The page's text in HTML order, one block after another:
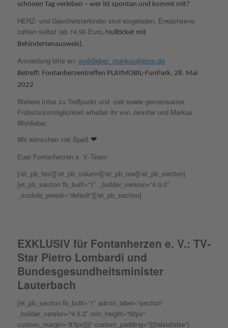
schönen Tag verleben – wer ist spontan und kommt mit?
HERZ- und Geschwisterkinder sind eingeladen, Erwachsene
zahlen selbst (ab 14,90 Euro, Nullticket mit
Behindertenausweis).
Anmeldung bitte an: wohlleber_markus@gmx.de
Betreff: Fontanherzentreffen PLAYMOBIL-FunPark, 28. Mai
2022
Weitere Infos zu Treffpunkt und -zeit sowie gemeinsamer
Frühstücksmöglichkeit erhaltet Ihr von Jennifer und Markus
Wohlleber.
Wir wünschen viel Spaß ❤
Euer Fontanherzen e. V.-Team
[/et_pb_text][/et_pb_column][/et_pb_row][/et_pb_section]
[et_pb_section fb_built=“1″ _builder_version=“4.9.0″
_module_preset=“default“][/et_pb_section]
EXKLUSIV für Fontanherzen e. V.: TV-
Star Pietro Lombardi und
Bundesgesundheitsminister
Lauterbach
[et_pb_section fb_built=“1″ admin_label=“section“
_builder_version=“4.5.2″ min_height=“92px“
custom_margin=“87px|||||“ custom_padding=“||||false|false“]